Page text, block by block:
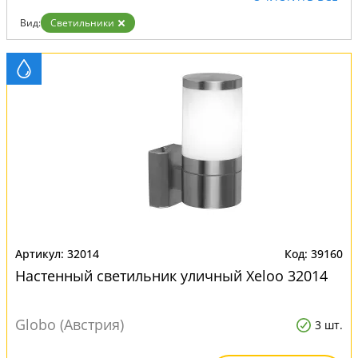
Вид: Светильники
32014 39160
Настенный светильник уличный Xeloo 32014
Globo (Австрия) 3 шт.